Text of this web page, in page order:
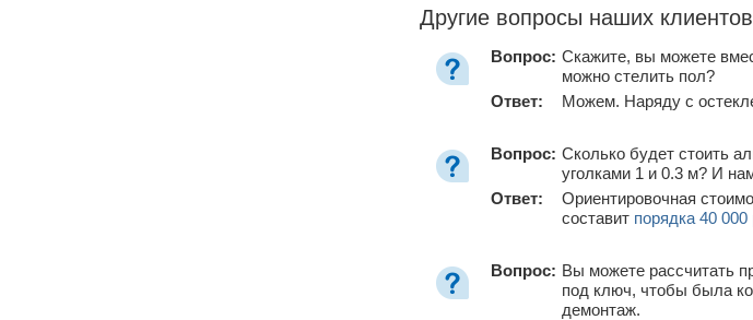
Другие вопросы наших клиентов
Вопрос: Скажите, вы можете
можно стелить пол?
Ответ:
Можем. Наряду с
Вопрос: Сколько будет стоить
уголками 1 и 0.3 м? И
Ответ:
Ориентировочная
составит порядка 40 000
Вопрос: Вы можете рассчитать
под ключ, чтобы была
демонтаж.